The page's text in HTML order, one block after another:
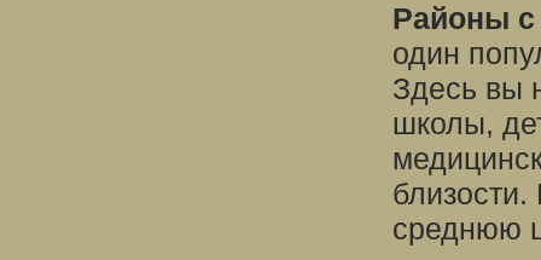
Районы с
один
Здесь вы
школы,
среднюю